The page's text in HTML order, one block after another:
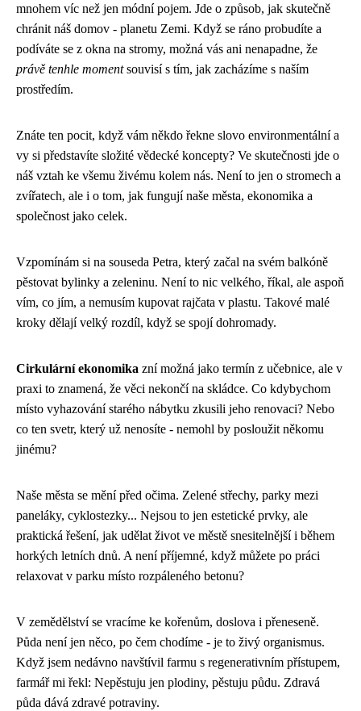
mnohem víc než jen módní pojem. Jde o způsob, jak skutečně
chránit náš domov - planetu Zemi. Když se ráno probudíte a
podíváte se z okna na stromy, možná vás ani nenapadne, že
právě tenhle momentsouvisí s tím, jak zacházíme s naším
prostředím.
Znáte ten pocit, když vám někdo řekne slovo environmentální a
vy si představíte složité vědecké koncepty? Ve skutečnosti jde o
náš vztah ke všemu živému kolem nás. Není to jen o stromech a
zvířatech, ale i o tom, jak fungují naše města, ekonomika a
společnost jako celek.
Vzpomínám si na souseda Petra, který začal na svém balkóně
pěstovat bylinky a zeleninu. Není to nic velkého, říkal, ale aspoň
vím, co jím, a nemusím kupovat rajčata v plastu. Takové malé
kroky dělají velký rozdíl, když se spojí dohromady.
Cirkulární ekonomika zní možná jako termín z učebnice, ale v
praxi to znamená, že věci nekončí na skládce. Co kdybychom
místo vyhazování starého nábytku zkusili jeho renovaci? Nebo
co ten svetr, který už nenosíte - nemohl by posloužit někomu
jinému?
Naše města se mění před očima. Zelené střechy, parky mezi
paneláky, cyklostezky... Nejsou to jen estetické prvky, ale
praktická řešení, jak udělat život ve městě snesitelnější i během
horkých letních dnů. A není příjemné, když můžete po práci
relaxovat v parku místo rozpáleného betonu?
V zemědělství se vracíme ke kořenům, doslova i přeneseně.
Půda není jen něco, po čem chodíme - je to živý organismus.
Když jsem nedávno navštívil farmu s regenerativním přístupem,
farmář mi řekl: Nepěstuju jen plodiny, pěstuju půdu. Zdravá
půda dává zdravé potraviny.